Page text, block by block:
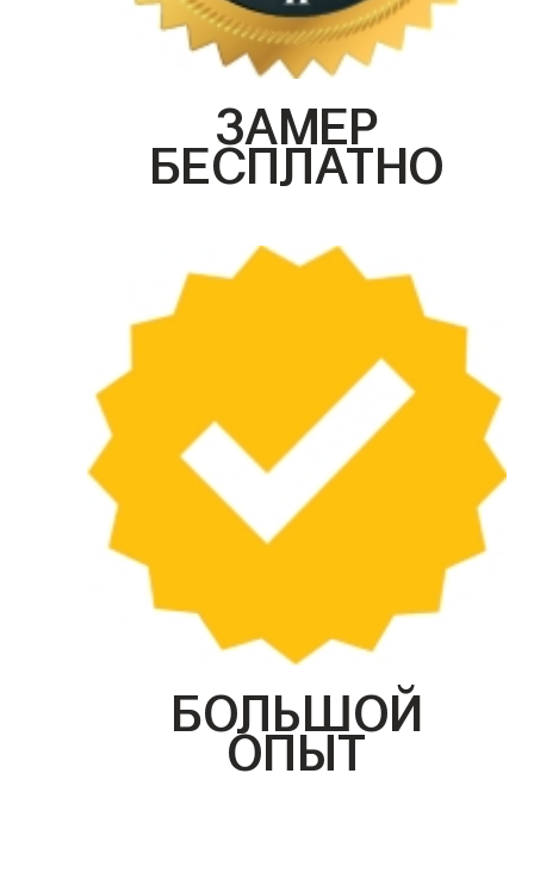
ЗАМЕР
БЕСПЛАТНО
БОЛЬШОЙ
ОПЫТ